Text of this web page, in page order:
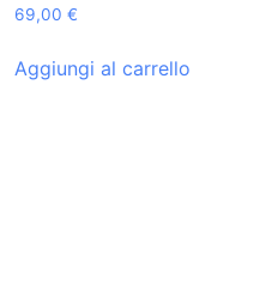
69,00 €
Aggiungi al carrello